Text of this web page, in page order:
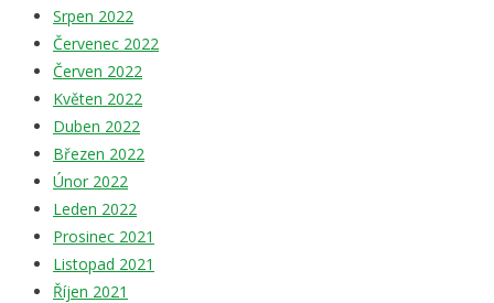
Srpen 2022
Červenec 2022
Červen 2022
Květen 2022
Duben 2022
Březen 2022
Únor 2022
Leden 2022
Prosinec 2021
Listopad 2021
Říjen 2021